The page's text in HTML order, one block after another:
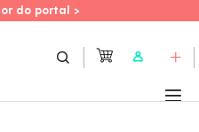
Skipdo portal >
do portal >
User